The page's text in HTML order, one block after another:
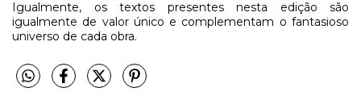
Igualmente, os textos presentes nesta edição são
igualmente de valor único e complementam o fantasioso
universo de cada obra.